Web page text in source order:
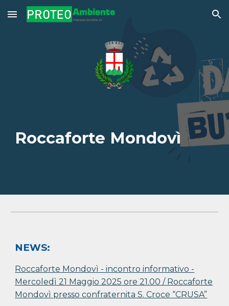
Skip to main content Skip to navigation
Roccaforte Mondovì
NEWS:
Roccaforte Mondovì - incontro informativo -
Mercoledì 21 Maggio 2025 ore 21.00 / Roccaforte
Mondovì presso confraternita S. Croce “CRUSA”